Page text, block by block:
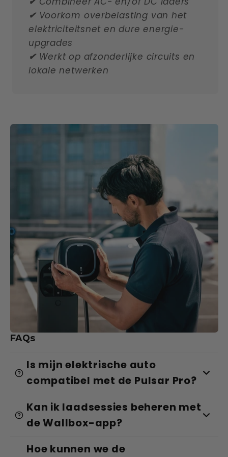
✔Voorkom overbelasting van het
elektriciteitsnet en dure energie-
upgrades
✔Werkt op afzonderlijke circuits en
lokale netwerken
FAQs
Is mijn elektrische auto
compatibel met de Pulsar Pro?
Kan ik laadsessies beheren met
de Wallbox-app?
Hoe kunnen we de